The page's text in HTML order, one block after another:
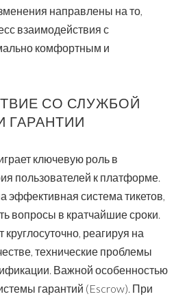
направлены на то,
взаимодействия с
комфортным и
СО СЛУЖБОЙ
ГАРАНТИИ
ключевую роль в
пользователей к платформе.
эффективная система тикетов,
вопросы в кратчайшие сроки.
реагируя на
технические проблемы
Важной особенностью
гарантий (Escrow). При